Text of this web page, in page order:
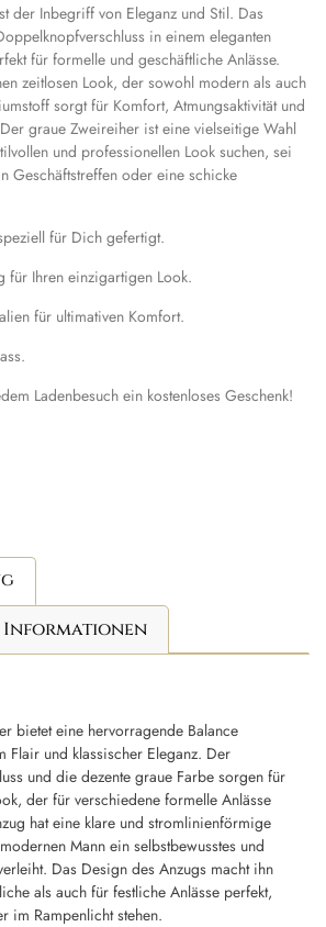
der Inbegriff von Eleganz und Stil. Das
in einem eleganten
für formelle und geschäftliche Anlässe.
zeitlosen Look, der sowohl modern als auch
sorgt für Komfort, Atmungsaktivität und
graue Zweireiher ist eine vielseitige Wahl
und professionellen Look suchen, sei
Geschäftstreffen oder eine schicke
für Dich gefertigt.
für Ihren einzigartigen Look.
für ultimativen Komfort.
Ladenbesuch ein kostenloses Geschenk!
Informationen
bietet eine hervorragende Balance
Flair und klassischer Eleganz. Der
und die dezente graue Farbe sorgen für
der für verschiedene formelle Anlässe
hat eine klare und stromlinienförmige
Mann ein selbstbewusstes und
Das Design des Anzugs macht ihn
als auch für festliche Anlässe perfekt,
im Rampenlicht stehen.